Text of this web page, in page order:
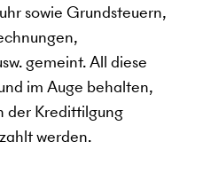
sowie Grundsteuern,
gemeint. All diese
im Auge behalten,
der Kredittilgung
werden.